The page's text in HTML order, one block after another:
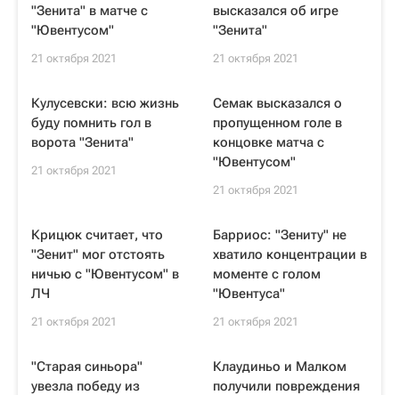
"Зенита" в матче с
"Ювентусом"
21 октября 2021
высказался об игре
"Зенита"
21 октября 2021
Кулусевски: всю жизнь
буду помнить гол в
ворота "Зенита"
21 октября 2021
Семак высказался о
пропущенном голе в
концовке матча с
"Ювентусом"
21 октября 2021
Крицюк считает, что
"Зенит" мог отстоять
ничью с "Ювентусом" в
ЛЧ
21 октября 2021
Барриос: "Зениту" не
хватило концентрации в
моменте с голом
"Ювентуса"
21 октября 2021
"Старая синьора"
увезла победу из
Клаудиньо и Малком
получили повреждения